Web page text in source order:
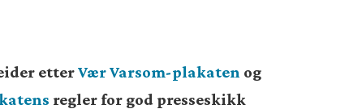
etterVær Varsom-plakaten og
regler for god presseskikk